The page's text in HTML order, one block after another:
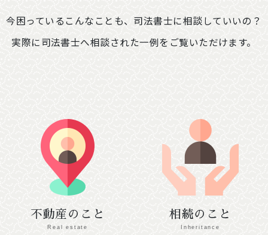
【開催期間】令和８年２月１日（日）～２月２
８日（土）※ご予約不要
【綾部市】（変更前）あやべ・日東精工アリー
ナ → （変更後）綾部市I・Tビル ３階研修
室Ａ・Ｂ
２月１０日（火）
【京都市 中京区役所】（変更前）４階第１会
議室 → （変更後）３階会議室
２月１２日（木）
【京都市 北区役所】（変更前）３階第４・
今困っているこんなことも、司法書士に相談していいの？
実際に司法書士へ相談された一例をご覧いただけます。
不動産のこと
Real estate
相続のこと
Inheritance